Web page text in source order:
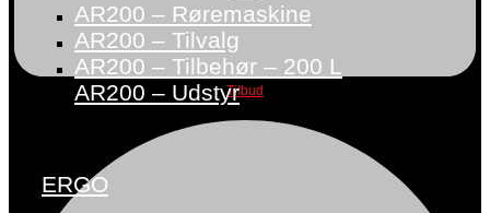
Tilbud
AR200 – Røremaskine
AR200 – Tilvalg
AR200 – Tilbehør – 200 L
AR200 – Udstyr
ERGO